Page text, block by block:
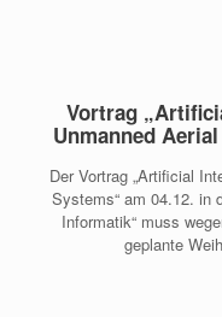
Vortrag
Unmanned
Der Vortrag „Artificial
Systems“ am 04.12. in
Informatik“ muss
geplante